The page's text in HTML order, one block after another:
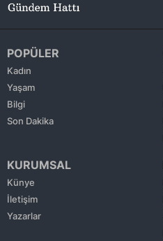
POPÜLER
Kadın
Yaşam
Bilgi
Son Dakika
KURUMSAL
Künye
İletişim
Yazarlar